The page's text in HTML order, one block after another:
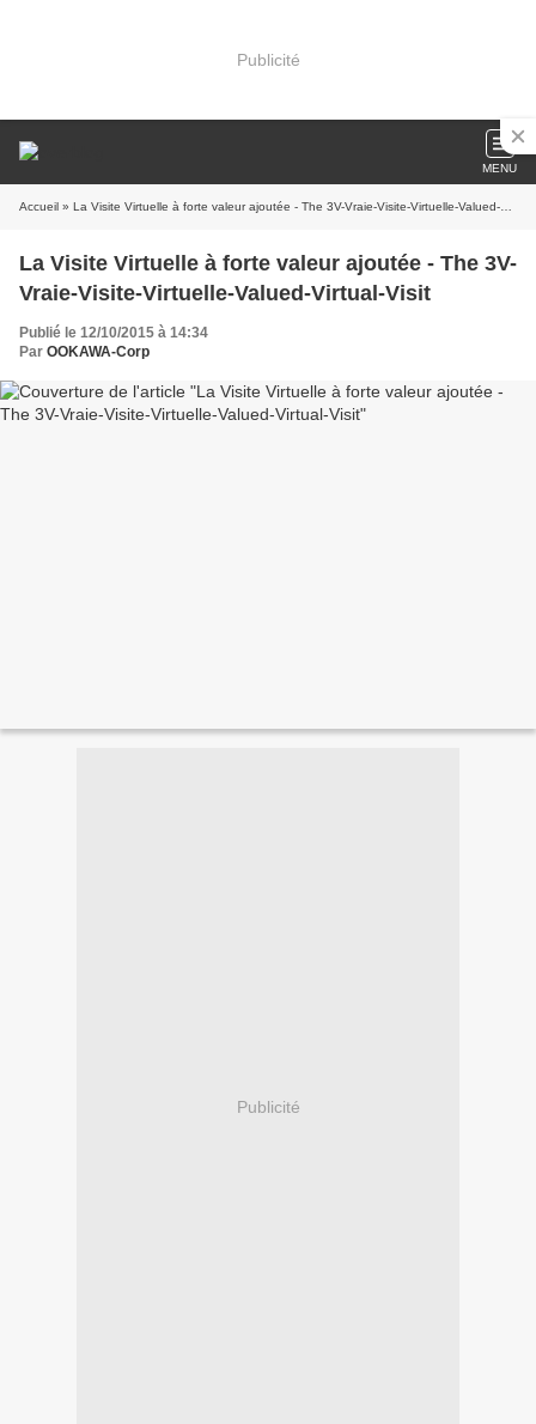
Publicité
MENU
Accueil » La Visite Virtuelle à forte valeur ajoutée - The 3V-Vraie-Visite-Virtuelle-Valued-Virtual-Visit
La Visite Virtuelle à forte valeur ajoutée - The 3V-
Vraie-Visite-Virtuelle-Valued-Virtual-Visit
Publié le 12/10/2015 à 14:34
Par OOKAWA-Corp
Publicité